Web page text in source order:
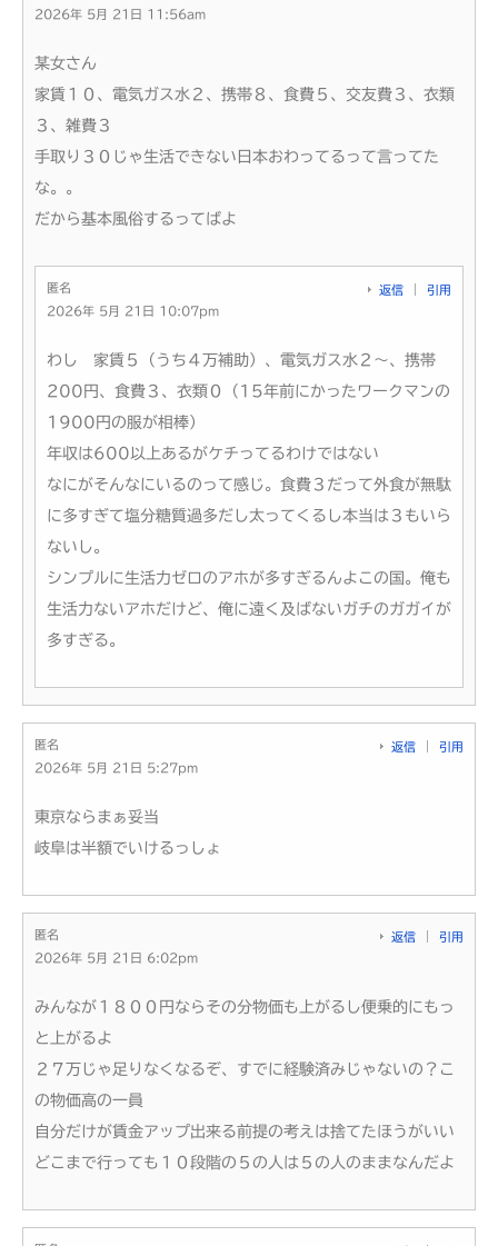
2026年 5月 21日 11:56am
某女さん
家賃１０、電気ガス水２、携帯８、食費５、交友費３、衣類
３、雑費３
手取り３０じゃ生活できない日本おわってるって言ってた
な。。
だから基本風俗するってばよ
匿名
2026年 5月 21日 10:07pm
返信 引用
わし 家賃５（うち４万補助）、電気ガス水２～、携帯
200円、食費３、衣類０（15年前にかったワークマンの
1900円の服が相棒）
年収は600以上あるがケチってるわけではない
なにがそんなにいるのって感じ。食費３だって外食が無駄
に多すぎて塩分糖質過多だし太ってくるし本当は３もいら
ないし。
シンプルに生活力ゼロのアホが多すぎるんよこの国。俺も
生活力ないアホだけど、俺に遠く及ばないガチのガガイが
多すぎる。
匿名
2026年 5月 21日 5:27pm
返信 引用
東京ならまぁ妥当
岐阜は半額でいけるっしょ
匿名
2026年 5月 21日 6:02pm
返信 引用
みんなが１８００円ならその分物価も上がるし便乗的にもっ
と上がるよ
２７万じゃ足りなくなるぞ、すでに経験済みじゃないの？こ
の物価高の一員
自分だけが賃金アップ出来る前提の考えは捨てたほうがいい
どこまで行っても１０段階の５の人は５の人のままなんだよ